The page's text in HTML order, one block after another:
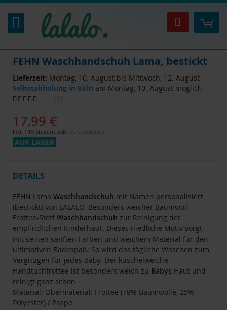
Inhalt
springen
Suche
FEHN Waschhandschuh Lama, bestickt
Lieferzeit: Montag, 10. August bis Mittwoch, 12. August
Selbstabholung in Köln am Montag, 10. August möglich
Bewertung:
17,99 €
Inkl. 19% Steuern, exkl. Versandkosten
AUF LAGER
DETAILS
FEHN Lama Waschhandschuh mit Namen personalisiert
(bestickt) von LALALO. Besonders weicher Baumwoll-
Frottee-Stoff Waschhandschuh zur Reinigung der
empfindlichen Kinderhaut. Dieses niedliche Motiv sorgt
mit seinen sanften Farben und weichem Material für den
ultimativen Badespaß: So wird das tägliche Waschen zum
Vergnügen für jedes Baby. Der kuschelweiche
Handtuchfrottee ist besonders weich zu Babys Haut und
reinigt ganz schon
Material: Obermaterial: Frottee (78% Baumwolle, 25%
Polyester) / Paspe